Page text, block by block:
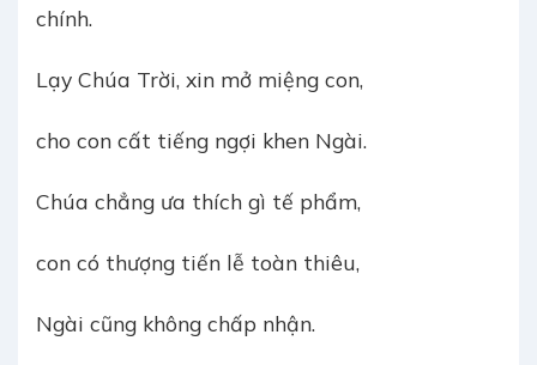
chính.
Lạy Chúa Trời, xin mở miệng con,
cho con cất tiếng ngợi khen Ngài.
Chúa chẳng ưa thích gì tế phẩm,
con có thượng tiến lễ toàn thiêu,
Ngài cũng không chấp nhận.